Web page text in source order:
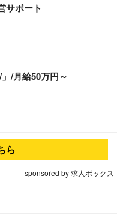
サポート
/月給50万円～
ら
sponsored by 求人ボックス